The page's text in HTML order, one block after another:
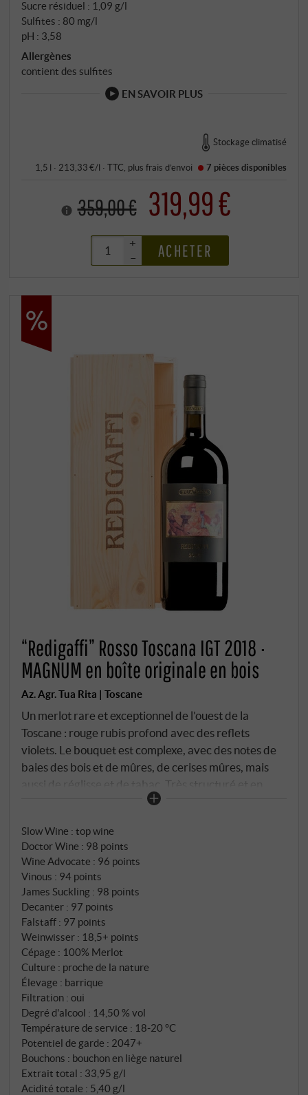
Sucre résiduel : 1,09 g/l
Sulfites : 80 mg/l
pH : 3,58
Allergènes
contient des sulfites
EN SAVOIR PLUS
Stockage climatisé
1,5 l · 213,33 €/l ·TTC , plusfrais d’envoi 7 pièces disponibles
359,00 € 319,99 €
+
–
ACHETER
“Redigaffi” Rosso Toscana IGT 2018 ·
MAGNUM en boîte originale en bois
Az. Agr. Tua Rita | Toscane
Un merlot rare et exceptionnel de l'ouest de la
Toscane : rouge rubis profond avec des reflets
violets. Le bouquet est complexe, avec des notes de
baies des bois et de mûres, de cerises mûres, mais
aussi de réglisse et de tabac. Très structuré et en
même temps vif en bouche. Les tanins soyeux
presque infinie.
SUPERIORE.DE
Slow Wine : top wine
Doctor Wine : 98 points
Wine Advocate : 96 points
Vinous : 94 points
James Suckling : 98 points
Decanter : 97 points
Falstaff : 97 points
Weinwisser : 18,5+ points
Cépage : 100% Merlot
Culture : proche de la nature
Élevage : barrique
Filtration : oui
Degré d'alcool : 14,50 % vol
Température de service : 18‑20 °C
Potentiel de garde : 2047+
Bouchons : bouchon en liège naturel
Extrait total : 33,95 g/l
Acidité totale : 5,40 g/l